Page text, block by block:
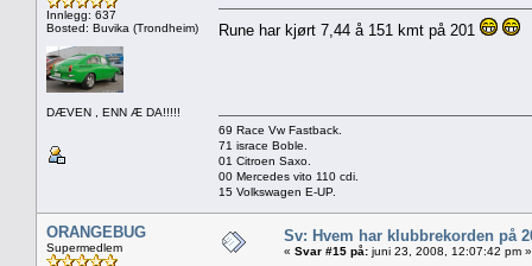
Innlegg: 637
Bosted: Buvika (Trondheim)
DÆVEN , ENN Æ DA!!!!!
Rune har kjørt 7,44 å 151 kmt på 201
69 Race Vw Fastback.
71 israce Boble.
01 Citroen Saxo.
00 Mercedes vito 110 cdi.
15 Volkswagen E-UP.
ORANGEBUG
Supermedlem
Sv: Hvem har klubbrekorden på
« Svar #15 på: juni 23, 2008, 12:07:42 pm »